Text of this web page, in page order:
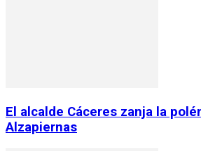
El alcalde Cáceres zanja la
Alzapiernas